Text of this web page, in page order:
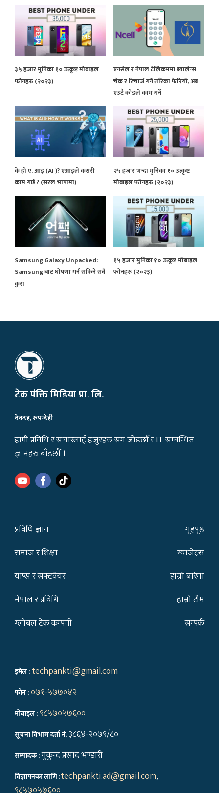
३५ हजार मुनिका १० उत्कृष्ट मोबाइल
फोनहरु (२०२३)
एनसेल र नेपाल टेलिकममा ब्यालेन्स
चेक र रिचार्ज गर्ने तरिका फेरियो, अब
एउटै कोडले काम गर्ने
के हो ए. आइ (AI )? एआइले कसरी
काम गर्छ ? (सरल भाषामा)
२५ हजार भन्दा मुनिका १० उत्कृष्ट
मोबाइल फोनहरु (२०२३)
Samsung Galaxy Unpacked:
Samsung बाट घोषणा गर्न सकिने सबै
कुरा
१५ हजार मुनिका १० उत्कृष्ट मोबाइल
फोनहरु (२०२३)
टेक पंक्ति मिडिया प्रा. लि.
देवदह, रुपन्देही
हामी प्रविधि र संचारलाई हजुरहरु संग जोडछौँ र IT सम्बन्धित
ज्ञानहरु बाँडछौँ ।
प्रविधि ज्ञान
समाज र शिक्षा
याप्स र सफ्टवेयर
नेपाल र प्रविधि
ग्लोबल टेक कम्पनी
गृहपृष्ठ
ग्याजेट्स
हाम्रो बारेमा
हाम्रो टीम
सम्पर्क
इमेल : techpankti@gmail.com
फोन : ०७१-५७७०४२
मोबाइल : ९८५७०५७६००
सूचना विभाग दर्ता नं.३८६४-२०७९/८०
सम्पादक :मुकुन्द प्रसाद भण्डारी
विज्ञापनका लागि :techpankti.ad@gmail.com,
९८५७०५७६००